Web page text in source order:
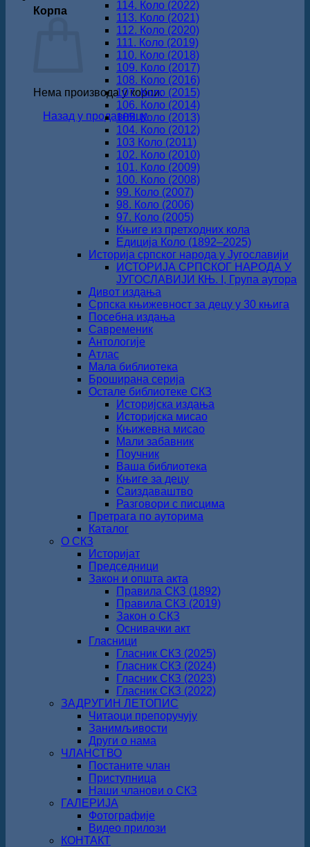
Корпа
Нема производа у корпи.
Назад у продавницу
114. Коло (2022)
113. Коло (2021)
112. Коло (2020)
111. Коло (2019)
110. Коло (2018)
109. Коло (2017)
108. Коло (2016)
107. Коло (2015)
106. Коло (2014)
105. Коло (2013)
104. Коло (2012)
103 Коло (2011)
102. Коло (2010)
101. Коло (2009)
100. Коло (2008)
99. Коло (2007)
98. Коло (2006)
97. Коло (2005)
Књиге из претходних кола
Едиција Коло (1892‒2025)
Историја српског народа у Југославији
ИСТОРИЈА СРПСКОГ НАРОДА У
ЈУГОСЛАВИЈИ КЊ. I, Група аутора
Дивот издања
Српска књижевност за децу у 30 књига
Посебна издања
Савременик
Антологије
Атлас
Мала библиотека
Броширана серија
Остале библиотеке СКЗ
Историјска издања
Историјска мисао
Књижевна мисао
Мали забавник
Поучник
Ваша библиотека
Књиге за децу
Саиздаваштво
Разговори с писцима
Претрага по ауторима
Каталог
О СКЗ
Историјат
Председници
Закон и општа акта
Правила СКЗ (1892)
Правила СКЗ (2019)
Закон о СКЗ
Оснивачки акт
Гласници
Гласник СКЗ (2025)
Гласник СКЗ (2024)
Гласник СКЗ (2023)
Гласник СКЗ (2022)
ЗАДРУГИН ЛЕТОПИС
Читаоци препоручују
Занимљивости
Други о нама
ЧЛАНСТВО
Постаните члан
Приступница
Наши чланови о СКЗ
ГАЛЕРИЈА
Фотографије
Видео прилози
КОНТАКТ